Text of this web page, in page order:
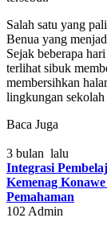
Salah satu yang
Benua yang
Sejak beberapa
terlihat sibuk
membersihkan
lingkungan
Baca Juga
3 bulan lalu
Integrasi
Kemenag
Pemahaman
102 Admin